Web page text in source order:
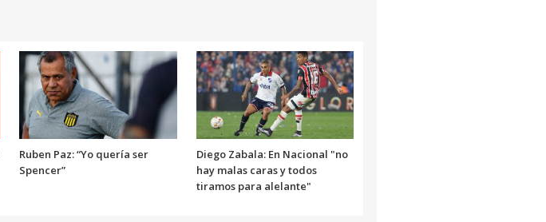
aumentar
o
disminuir
el
volumen.
Ruben Paz: “Yo quería ser
Spencer”
Diego Zabala: En Nacional "no
hay malas caras y todos
tiramos para alelante"